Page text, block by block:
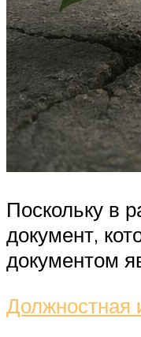
Поскольку в
документ,
документом
Должностная